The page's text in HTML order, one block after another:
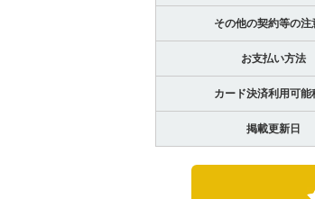
その他の契約等の注
お支払い方法
カード決済利用可能
掲載更新日